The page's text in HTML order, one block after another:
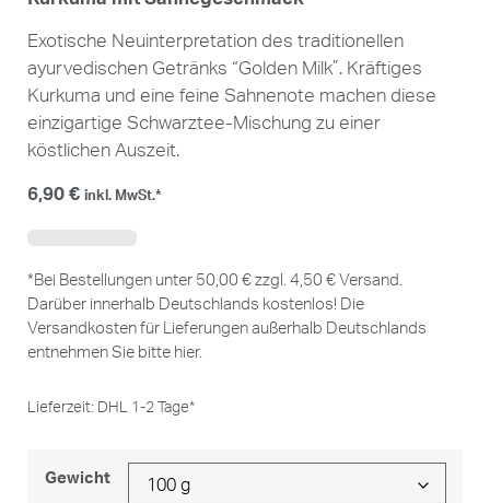
Exotische Neuinterpretation des traditionellen
ayurvedischen Getränks “Golden Milk”. Kräftiges
Kurkuma und eine feine Sahnenote machen diese
einzigartige Schwarztee-Mischung zu einer
köstlichen Auszeit.
6,90 € inkl. MwSt.*
*Bei Bestellungen unter 50,00 € zzgl. 4,50 € Versand.
Darüber innerhalb Deutschlands kostenlos! Die
Versandkosten für Lieferungen außerhalb Deutschlands
entnehmen Sie bitte hier.
Lieferzeit: DHL 1-2 Tage*
Gewicht